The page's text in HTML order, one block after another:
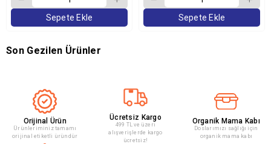
Sepete Ekle Sepete Ekle
Son Gezilen Ürünler
Orijinal Ürün
Ürünleriminiz tamamı
orijinal etiketli üründür
Ücretsiz Kargo
499 TL ve üzeri
alışverişlerde kargo
ücretsiz!
Organik Mama Kabı
Doslarımızı sağlığı için
organik mama kabı